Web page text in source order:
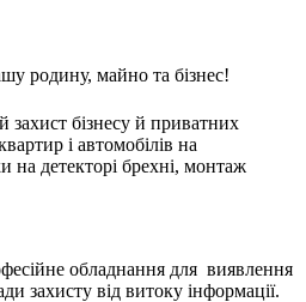
родину, майно та бізнес!
захист бізнесу й приватних
і автомобілів на
на детекторі брехні, монтаж
обладнання для виявлення
захисту від витоку інформації.